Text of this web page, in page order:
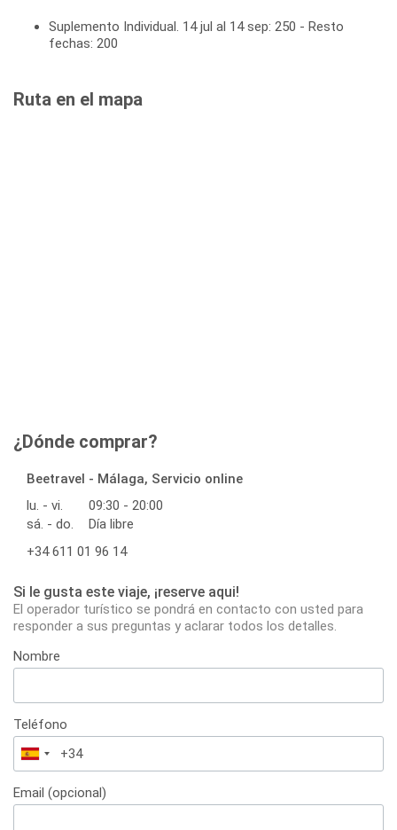
Suplemento Individual. 14 jul al 14 sep: 250 - Resto
fechas: 200
Ruta en el mapa
¿Dónde comprar?
Beetravel - Málaga, Servicio online
lu. - vi.
09:30 - 20:00
sá. - do.
Día libre
+34 611 01 96 14
Si le gusta este viaje, ¡reserve aqui!
El operador turístico se pondrá en contacto con usted para
responder a sus preguntas y aclarar todos los detalles.
Nombre
Teléfono
España
+34
Email (opcional)